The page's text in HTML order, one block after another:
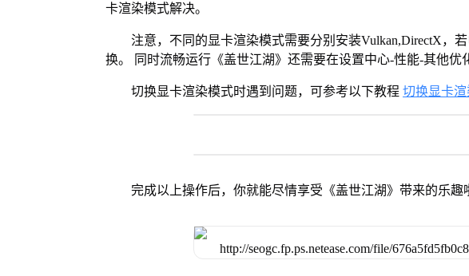
卡渲染模式解决。
注意，不同的显卡渲染模式需要分别安装Vulkan,DirectX，
换。 同时流畅运行《盖世江湖》还需要在设置中心-性能-其他优
切换显卡渲染模式时遇到问题，可参考以下教程 切换显卡
完成以上操作后，你就能尽情享受《盖世江湖》带来的乐趣